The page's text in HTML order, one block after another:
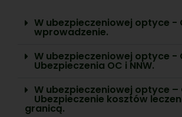
W ubezpieczeniowej optyce -
wprowadzenie.
W ubezpieczeniowej optyce -
Ubezpieczenia OC i NNW.
W ubezpieczeniowej optyce –
Ubezpieczenie kosztów
granicą.